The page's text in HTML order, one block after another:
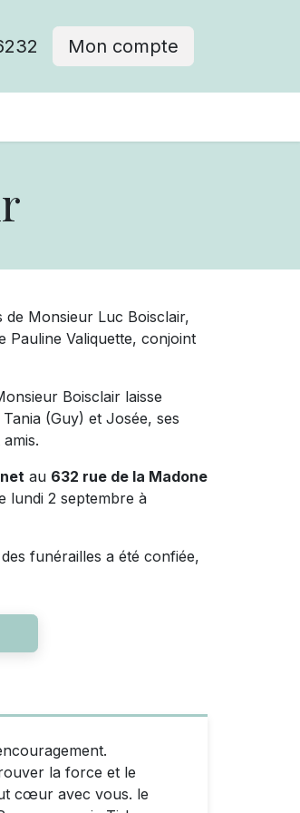
Mon compte
Monsieur Luc Boisclair,
Pauline Valiquette, conjoint
Boisclair laisse
(Guy) et Josée, ses
au 632 rue de la Madone
lundi 2 septembre à
funérailles a été confiée,
la force et le
cœur avec vous. le